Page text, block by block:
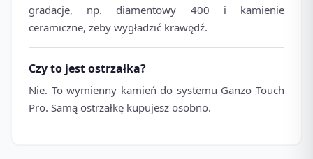
gradacje, np. diamentowy 400 i kamienie
ceramiczne, żeby wygładzić krawędź.
Czy to jest ostrzałka?
Nie. To wymienny kamień do systemu Ganzo Touch
Pro. Samą ostrzałkę kupujesz osobno.